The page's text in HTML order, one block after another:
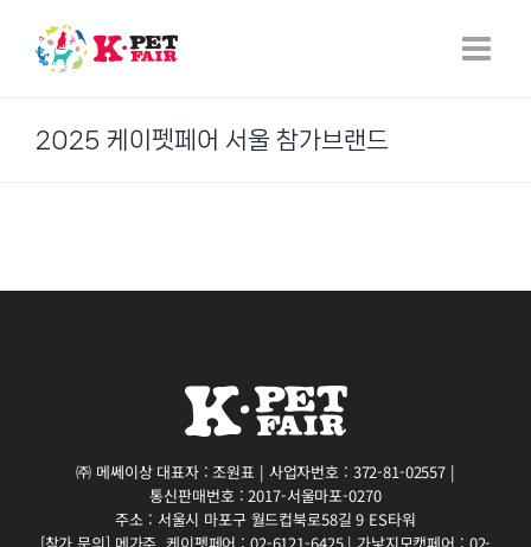
content
2025 케이펫페어 서울 참가브랜드
㈜ 메쎄이상 대표자 : 조원표 | 사업자번호 : 372-81-02557 |
통신판매번호 : 2017-서울마포-0270
주소 : 서울시 마포구 월드컵북로58길 9 ES타워